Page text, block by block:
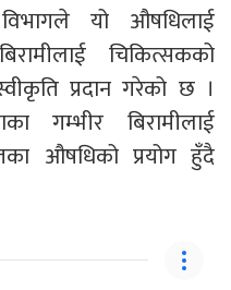
यो औषधिलाई
चिकित्सकको
प्रदान गरेको छ ।
गम्भीर बिरामीलाई
औषधिको प्रयोग हुँदै